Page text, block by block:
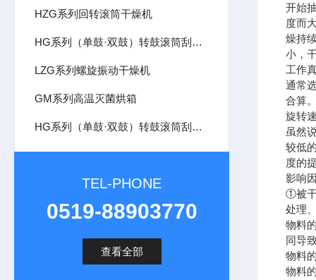
HZG系列回转滚筒干燥机
HG系列（单鼓·双鼓）转鼓滚筒刮板干燥机
LZG系列螺旋振动干燥机
GM系列高温灭菌烘箱
HG系列（单鼓·双鼓）转鼓滚筒刮板干燥机
TEL-PHONE
0519-88903770
查看全部
开始
度而
燥持
小，
工作
通常
合算
旋转
虽然
较低
度的
影响
①被干
处理
物料
同导
物料
物料